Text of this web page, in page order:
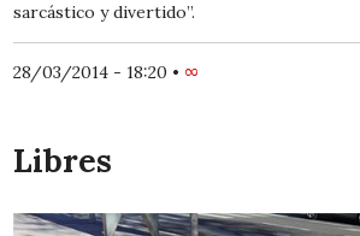
sarcástico y divertido”.
28/03/2014 - 18:20 • ∞
Libres